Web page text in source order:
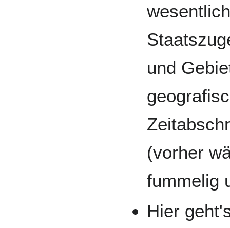
und
(vorher
fummelig
Hier